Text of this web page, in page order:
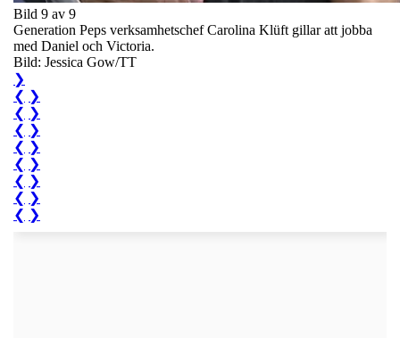
Bild 9 av 9
Generation Peps verksamhetschef Carolina Klüft gillar att jobba
med Daniel och Victoria.
Bild: Jessica Gow/TT
❯
❮ ❯
❮ ❯
❮ ❯
❮ ❯
❮ ❯
❮ ❯
❮ ❯
❮ ❯